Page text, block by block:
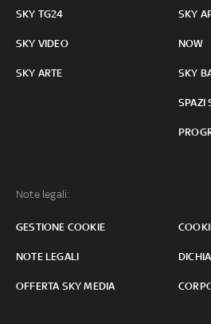
SKY TG24
SKY VIDEO
SKY ARTE
SKY
NOW
SKY
SPAZI
Note legali:
GESTIONE COOKIE
NOTE LEGALI
OFFERTA SKY MEDIA